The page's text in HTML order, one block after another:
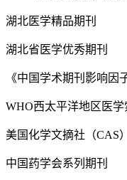
湖北医学精品期刊
湖北省医学优秀期刊
《中国学术期刊影响因
WHO西太平洋地区医学
美国化学文摘社（CAS
中国药学会系列期刊